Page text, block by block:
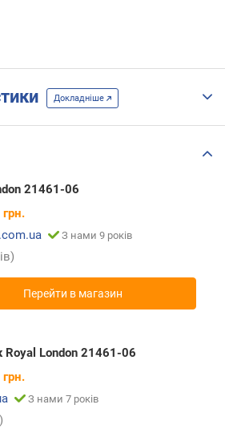
Докладніше
21461-06
грн.
З нами 9 років
Перейти в магазин
Royal London 21461-06
грн.
З нами 7 років